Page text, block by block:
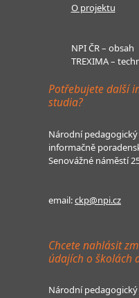
O projektu
NPI ČR – obsah
TREXIMA –
Potřebujete další
studia?
Národní
informačně
Senovážné náměstí
email:ckp@npi.cz
Chcete nahlásit
údajích o školách
Národní